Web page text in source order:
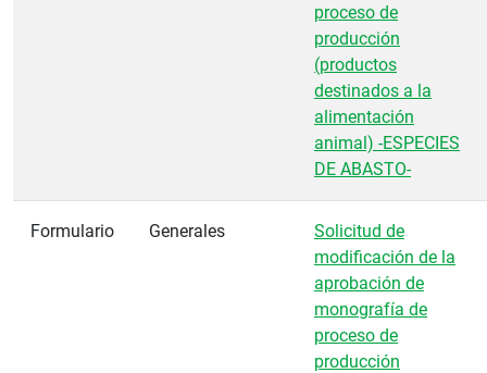
proceso de
producción
(productos
destinados a la
alimentación
animal) -ESPECIES
DE ABASTO-
Formulario Generales
Solicitud de
modificación de la
aprobación de
monografía de
proceso de
producción